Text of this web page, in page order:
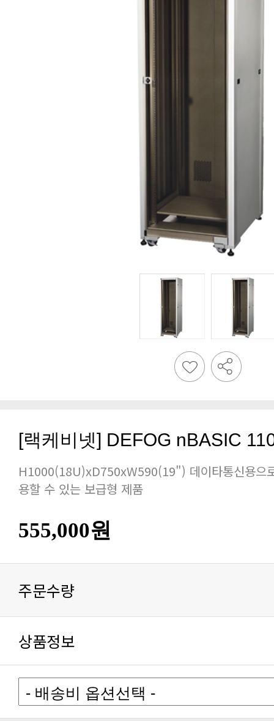
[랙케비넷] DEFOG nBASIC
용할 수 있는 보급형 제품
555,000원
주문수량
상품정보